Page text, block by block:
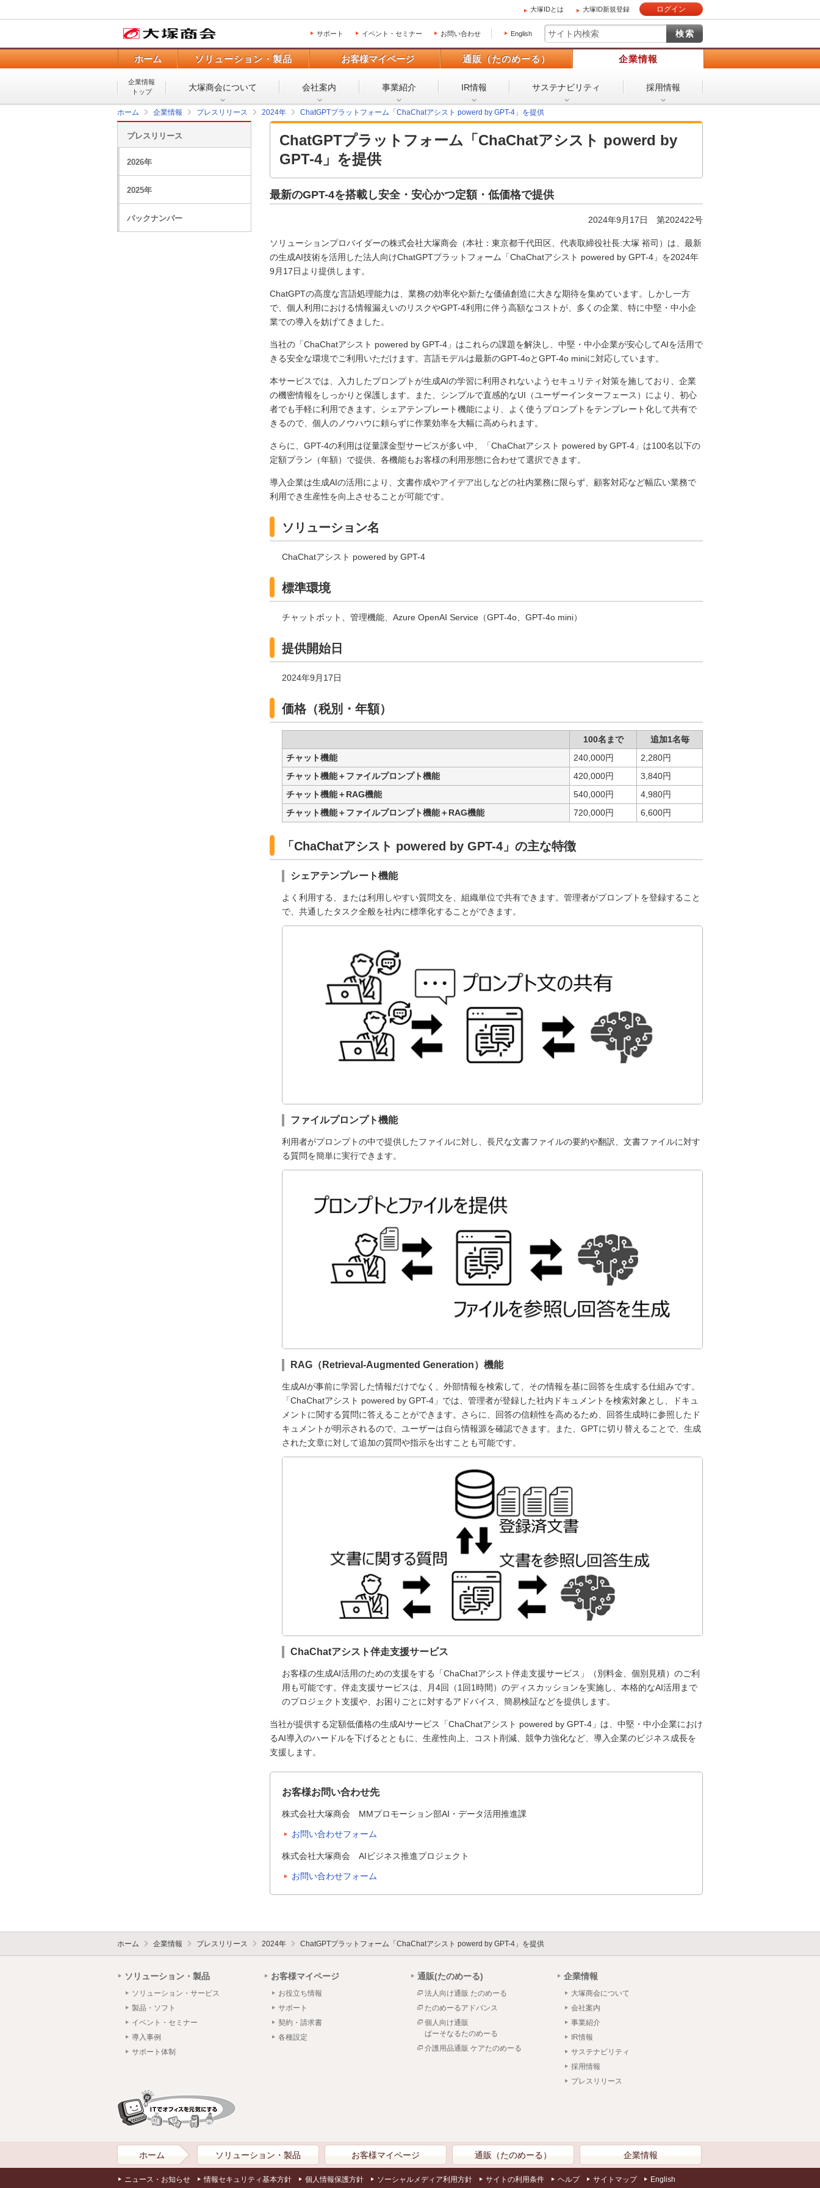
大塚IDとは 大塚ID新規登録 ログイン
サポート イベント・セミナー お問い合わせ English
ホーム ソリューション・製品 お客様マイページ 通販（たのめーる） 企業情報
企業情報
トップ
大塚商会について 会社案内 事業紹介 IR情報 サステナビリティ 採用情報
ホーム 企業情報 プレスリリース 2024年 ChatGPTプラットフォーム「ChaChatアシスト powerd by GPT-4」を提供
ChatGPTプラットフォーム「ChaChatアシスト powerd by
GPT-4」を提供
最新のGPT-4を搭載し安全・安心かつ定額・低価格で提供
2024年9月17日 第202422号
ソリューションプロバイダーの株式会社大塚商会（本社：東京都千代田区、代表取締役社長:大塚 裕司）は、最新
の生成AI技術を活用した法人向けChatGPTプラットフォーム「ChaChatアシスト powered by GPT-4」を2024年
9月17日より提供します。
ChatGPTの高度な言語処理能力は、業務の効率化や新たな価値創造に大きな期待を集めています。しかし一方
で、個人利用における情報漏えいのリスクやGPT-4利用に伴う高額なコストが、多くの企業、特に中堅・中小企
業での導入を妨げてきました。
当社の「ChaChatアシスト powered by GPT-4」はこれらの課題を解決し、中堅・中小企業が安心してAIを活用で
きる安全な環境でご利用いただけます。言語モデルは最新のGPT-4oとGPT-4o miniに対応しています。
本サービスでは、入力したプロンプトが生成AIの学習に利用されないようセキュリティ対策を施しており、企業
の機密情報をしっかりと保護します。また、シンプルで直感的なUI（ユーザーインターフェース）により、初心
者でも手軽に利用できます。シェアテンプレート機能により、よく使うプロンプトをテンプレート化して共有で
きるので、個人のノウハウに頼らずに作業効率を大幅に高められます。
さらに、GPT-4の利用は従量課金型サービスが多い中、「ChaChatアシスト powered by GPT-4」は100名以下の
定額プラン（年額）で提供、各機能もお客様の利用形態に合わせて選択できます。
導入企業は生成AIの活用により、文書作成やアイデア出しなどの社内業務に限らず、顧客対応など幅広い業務で
利用でき生産性を向上させることが可能です。
ソリューション名
ChaChatアシスト powered by GPT-4
標準環境
チャットボット、管理機能、Azure OpenAI Service（GPT-4o、GPT-4o mini）
提供開始日
2024年9月17日
価格（税別・年額）
100名まで
追加1名毎
チャット機能
240,000円
2,280円
チャット機能＋ファイルプロンプト機能
420,000円
3,840円
チャット機能＋RAG機能
540,000円
4,980円
チャット機能＋ファイルプロンプト機能＋RAG機能
720,000円 6,600円
「ChaChatアシスト powered by GPT-4」の主な特徴
シェアテンプレート機能
よく利用する、または利用しやすい質問文を、組織単位で共有できます。管理者がプロンプトを登録すること
で、共通したタスク全般を社内に標準化することができます。
ファイルプロンプト機能
利用者がプロンプトの中で提供したファイルに対し、長尺な文書ファイルの要約や翻訳、文書ファイルに対す
る質問を簡単に実行できます。
RAG（Retrieval-Augmented Generation）機能
生成AIが事前に学習した情報だけでなく、外部情報を検索して、その情報を基に回答を生成する仕組みです。
「ChaChatアシスト powered by GPT-4」では、管理者が登録した社内ドキュメントを検索対象とし、ドキュ
メントに関する質問に答えることができます。さらに、回答の信頼性を高めるため、回答生成時に参照したド
キュメントが明示されるので、ユーザーは自ら情報源を確認できます。また、GPTに切り替えることで、生成
された文章に対して追加の質問や指示を出すことも可能です。
ChaChatアシスト伴走支援サービス
お客様の生成AI活用のための支援をする「ChaChatアシスト伴走支援サービス」（別料金、個別見積）のご利
用も可能です。伴走支援サービスは、月4回（1回1時間）のディスカッションを実施し、本格的なAI活用まで
のプロジェクト支援や、お困りごとに対するアドバイス、簡易検証などを提供します。
当社が提供する定額低価格の生成AIサービス「ChaChatアシスト powered by GPT-4」は、中堅・中小企業におけ
るAI導入のハードルを下げるとともに、生産性向上、コスト削減、競争力強化など、導入企業のビジネス成長を
支援します。
お客様お問い合わせ先
株式会社大塚商会 MMプロモーション部AI・データ活用推進課
お問い合わせフォーム
株式会社大塚商会 AIビジネス推進プロジェクト
お問い合わせフォーム
プレスリリース
2026年
2025年
バックナンバー
ホーム 企業情報 プレスリリース 2024年 ChatGPTプラットフォーム「ChaChatアシスト powerd by GPT-4」を提供
ソリューション・製品
ソリューション・サービス
製品・ソフト
イベント・セミナー
導入事例
サポート体制
お客様マイページ
お役立ち情報
サポート
契約・請求書
各種設定
通販(たのめーる)
法人向け通販 たのめーる
たのめーるアドバンス
個人向け通販
ぱーそなるたのめーる
介護用品通販 ケアたのめーる
企業情報
大塚商会について
会社案内
事業紹介
IR情報
サステナビリティ
採用情報
プレスリリース
ホーム ソリューション・製品 お客様マイページ 通販（たのめーる） 企業情報
ニュース・お知らせ 情報セキュリティ基本方針 個人情報保護方針 ソーシャルメディア利用方針 サイトの利用条件 ヘルプ サイトマップ English